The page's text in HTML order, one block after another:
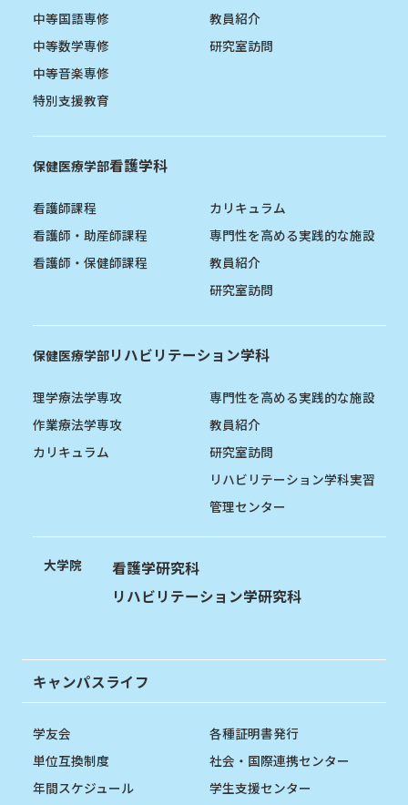
中等国語専修
中等数学専修
中等音楽専修
特別支援教育
教員紹介
研究室訪問
保健医療学部看護学科
看護師課程
看護師・助産師課程
看護師・保健師課程
カリキュラム
専門性を高める実践的な施設
教員紹介
研究室訪問
保健医療学部リハビリテーション学科
理学療法学専攻
作業療法学専攻
カリキュラム
専門性を高める実践的な施設
教員紹介
研究室訪問
リハビリテーション学科実習
管理センター
大学院
看護学研究科
リハビリテーション学研究科
キャンパスライフ
学友会
単位互換制度
年間スケジュール
各種証明書発行
社会・国際連携センター
学生支援センター